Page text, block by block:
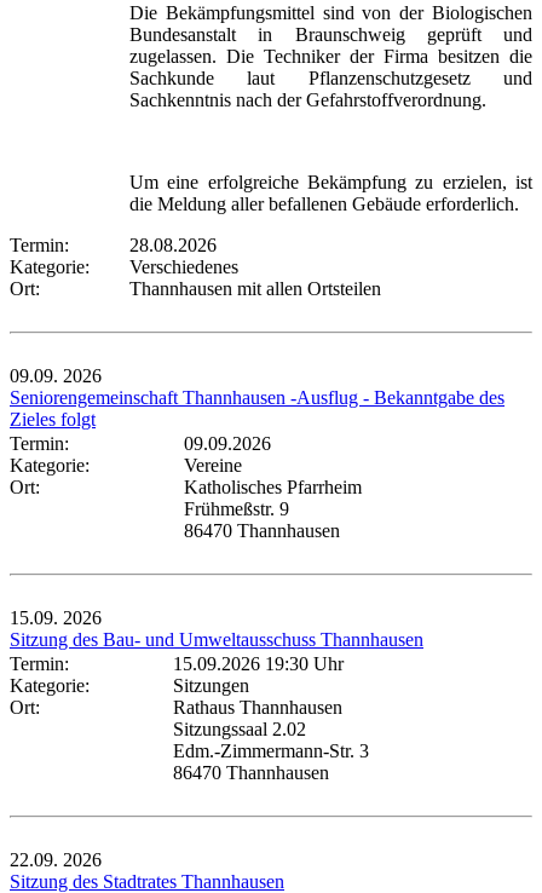
Die Bekämpfungsmittel sind von der Biologischen
Bundesanstalt in Braunschweig geprüft und
zugelassen. Die Techniker der Firma besitzen die
Sachkunde laut Pflanzenschutzgesetz und
Sachkenntnis nach der Gefahrstoffverordnung.
Um eine erfolgreiche Bekämpfung zu erzielen, ist
die Meldung aller befallenen Gebäude erforderlich.
Termin:
28.08.2026
Kategorie:
Verschiedenes
Ort:
Thannhausen mit allen Ortsteilen
09.09. 2026
Seniorengemeinschaft Thannhausen -Ausflug - Bekanntgabe des
Zieles folgt
Termin:
09.09.2026
Kategorie:
Vereine
Ort:
Katholisches Pfarrheim
Frühmeßstr. 9
86470 Thannhausen
15.09. 2026
Sitzung des Bau- und Umweltausschuss Thannhausen
Termin:
15.09.2026 19:30 Uhr
Kategorie:
Sitzungen
Ort:
Rathaus Thannhausen
Sitzungssaal 2.02
Edm.-Zimmermann-Str. 3
86470 Thannhausen
22.09. 2026
Sitzung des Stadtrates Thannhausen